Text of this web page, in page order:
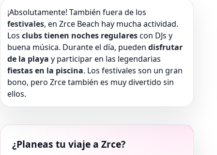
¡Absolutamente! También fuera de los
festivales, en Zrce Beach hay mucha actividad.
Los clubs tienen noches regularescon DJs y
buena música. Durante el día, pueden disfrutar
de la playa y participar en las legendarias
fiestas en la piscina. Los festivales son un gran
bono, pero Zrce también es muy divertido sin
ellos.
¿Planeas tu viaje a Zrce?